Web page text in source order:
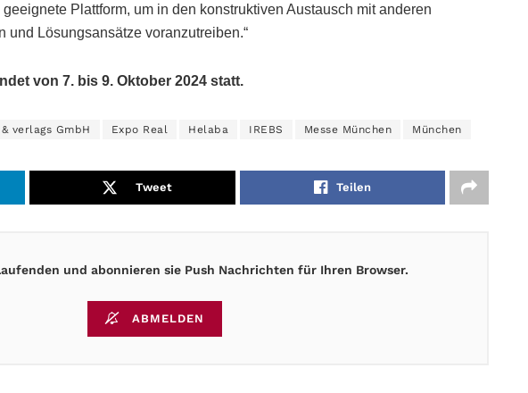
Plattform, um in den konstruktiven Austausch mit anderen
und Lösungsansätze voranzutreiben.“
von 7. bis 9. Oktober 2024 statt.
verlags GmbH Expo Real Helaba IREBS Messe München München
Tweet Teilen
und abonnieren sie Push Nachrichten für Ihren Browser.
ABMELDEN